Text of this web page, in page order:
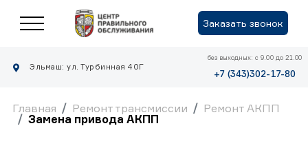
Заказать звонок
Эльмаш: ул. Турбинная 40Г
без выходных: с 9.00 до 21.00
+7 (343)302-17-80
Главная Ремонт трансмиссии
Ремонт АКПП
Замена привода АКПП